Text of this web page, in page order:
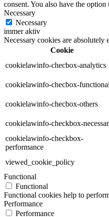
consent. You also have the
Necessary
Necessary
immer aktiv
Necessary cookies are
Cookie
cookielawinfo-checbox-analytics
cookielawinfo-checbox-functional
cookielawinfo-checbox-others
cookielawinfo-checkbox-
cookielawinfo-checkbox-
performance
viewed_cookie_policy
Functional
Functional
Functional cookies help to
Performance
Performance